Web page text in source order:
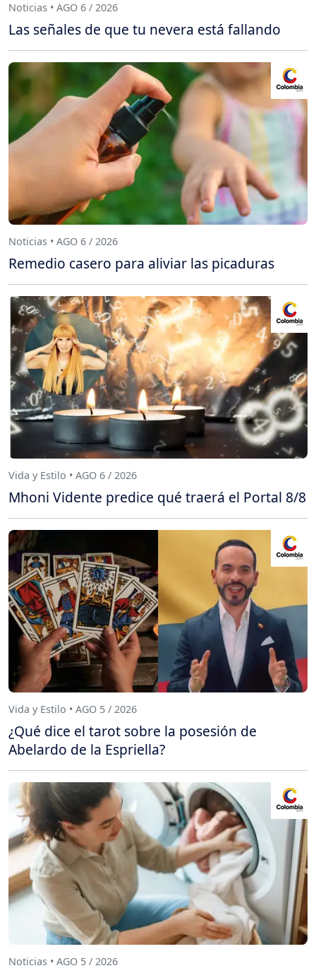
Noticias • AGO 6 / 2026
Las señales de que tu nevera está fallando
Noticias • AGO 6 / 2026
Remedio casero para aliviar las picaduras
Vida y Estilo • AGO 6 / 2026
Mhoni Vidente predice qué traerá el Portal 8/8
Vida y Estilo • AGO 5 / 2026
¿Qué dice el tarot sobre la posesión de
Abelardo de la Espriella?
Noticias • AGO 5 / 2026